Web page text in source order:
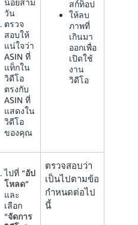
น้อยสาม
วัน
ตรวจ
สอบให้
แน่ใจว่า
ASIN ที่
แท็กใน
วิดีโอ
ตรงกับ
ASIN ที่
แสดงใน
วิดีโอ
ของคุณ
สก์ท็อป
ให้ลบ
ภาพที่
เกินมา
ออกเพื่อ
เปิดใช้
งาน
วิดีโอ
ไปที่ “อัป
โหลด”
และ
เลือก
“จัดการ
ตรวจสอบว่า
เป็นไปตามข้อ
กำหนดต่อไป
นี้